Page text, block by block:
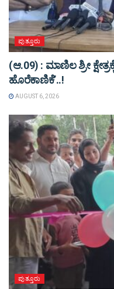
ಪುತ್ತೂರು
(ಆ.09) : ಮಾಣಿಲ ಶ್ರೀ
ಹೊರೆಕಾಣಿಕೆ’..!
AUGUST 6, 2026
ಪುತ್ತೂರು